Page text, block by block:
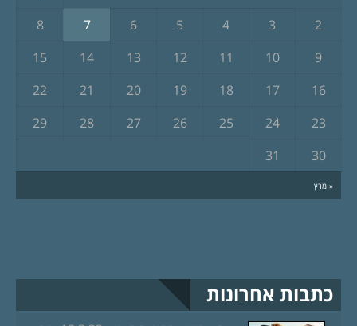
« מרץ
2
3
4
5
6
7
8
9
10
11
12
13
14
15
16
17
18
19
20
21
22
23
24
25
26
27
28
29
30
31
כתבות אחרונות